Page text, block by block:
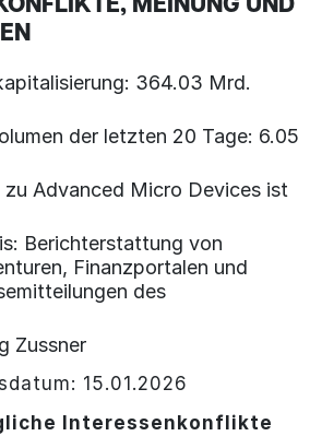
MEINUNG UND
364.03 Mrd.
der letzten 20 Tage: 6.05
zu Advanced Micro Devices ist
Berichterstattung von
Finanzportalen und
des
Zussner
15.01.2026
Interessenkonflikte